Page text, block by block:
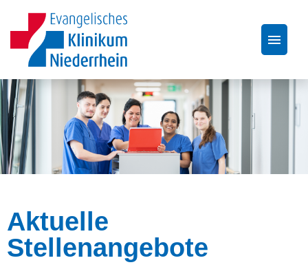
Stellenangebote
Über uns
Bewerbungstipps
Aktuelle
Stellenangebote